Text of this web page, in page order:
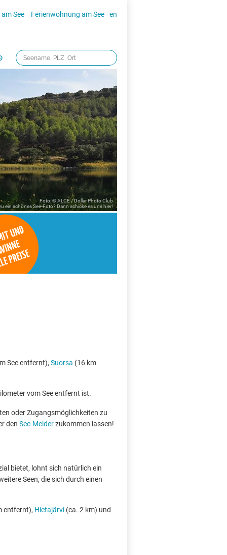
See Ferienwohnung am See en
Foto: © ALCE / Dollar Photo Club
ein schönes See-Foto? Dann schicke es uns hier!
See entfernt), Suorsa (16 km
vom See entfernt ist.
oder Zugangsmöglichkeiten zu
den See-Melderzukommen lassen!
bietet, lohnt sich natürlich ein
Seen, die sich durch einen
entfernt), Hietajärvi (ca. 2 km) und